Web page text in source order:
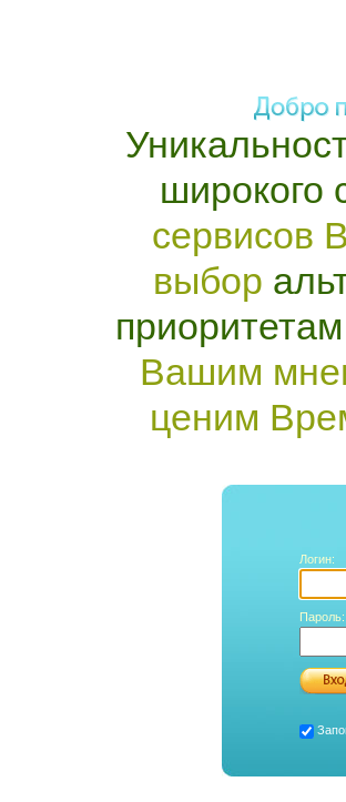
широкого
сервисов
выбор
приоритетам
Вашим
ценим
Логин:
Пароль: